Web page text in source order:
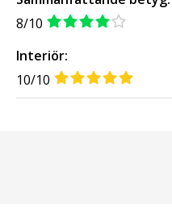
8/10
Interiör:
10/10